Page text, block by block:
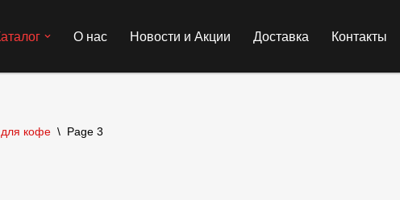
О нас Новости и Акции Доставка Контакты
кофе \ Page 3